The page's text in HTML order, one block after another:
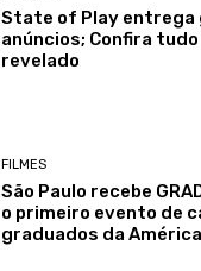
State of Play entrega
anúncios; Confira
revelado
FILMES
São Paulo recebe
o primeiro evento de
graduados da